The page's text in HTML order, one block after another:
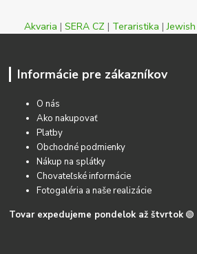
Akvaria | SERA CZ | Teraristika |Jewish
Informácie pre zákazníkov
O nás
Ako nakupovať
Platby
Obchodné podmienky
Nákup na splátky
Chovateľské informácie
Fotogaléria a naše realizácie
Tovar expedujeme pondelok až štvrtok 🟢